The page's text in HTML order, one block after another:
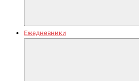
Ежедневники